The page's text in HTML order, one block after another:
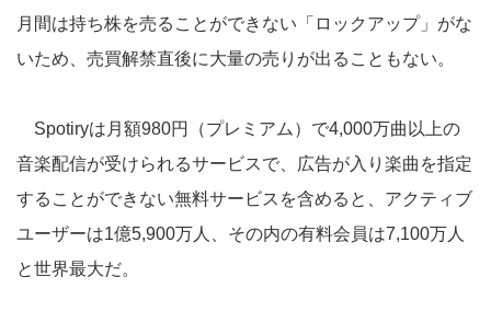
月間は持ち株を売ることができない「ロックアップ」がな
いため、売買解禁直後に大量の売りが出ることもない。
Spotiryは月額980円（プレミアム）で4,000万曲以上の
音楽配信が受けられるサービスで、広告が入り楽曲を指定
することができない無料サービスを含めると、アクティブ
ユーザーは1億5,900万人、その内の有料会員は7,100万人
と世界最大だ。